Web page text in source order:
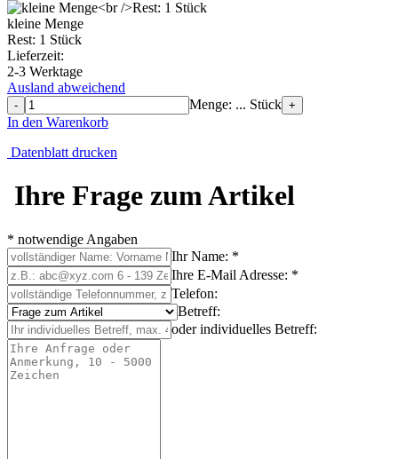
kleine Menge
Rest: 1 Stück
Lieferzeit:
2-3 Werktage
Ausland abweichend
- Menge: ... Stück +
In den Warenkorb
Datenblatt drucken
Ihre Frage zum Artikel
* notwendige Angaben
Ihr Name: *
Ihre E-Mail Adresse: *
Telefon:
Betreff:
oder individuelles Betreff: